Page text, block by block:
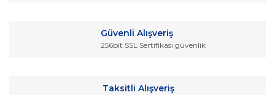
Güvenli Alışveriş
256bit SSL Sertifikası güvenlik
Taksitli Alışveriş